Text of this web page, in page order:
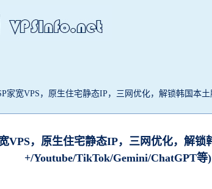
家宽VPS，原生住宅静态IP，三网优化，解锁韩国本
VPS，原生住宅静态IP，三网优化，解
+/Youtube/TikTok/Gemini/ChatGPT等)